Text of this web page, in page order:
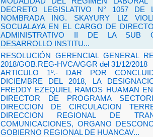
DECRETO LEGISLATIVO N° 1057 DE
NOMBRADA ING. SKAYURY LIZ
SOCUALAYA EN EL CARGO DE
ADMINISTRATIVO II DE LA SUB
DESARROLLO INSTITU...
RESOLUCIÓN GERENCIAL GENERAL
2018/GOB.REG-HVCA/GGR del 31/12/2018
ARTICULO 1º.- DAR POR
DICIEMBRE DEL 2018, LA
FREDDY EZEQUIEL RAMOS HUAMAN
DIRECTOR DE PROGRAMA
DIRECCION DE CIRCULACION
DIRECCION REGIONAL DE
COMUNICACIONES, ORGANO
GOBIERNO REGIONAL DE HUANCAV...